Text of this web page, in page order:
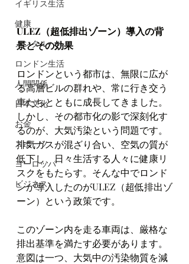
イギリス生活
健康
メンタルヘルス
ロンドン生活
人間関係
日本文化
お金
スポーツ
ヨーロッパ
ビジネス
ULEZ（超低排出ゾーン）導入の背
景とその効果
ロンドンという都市は、無限に広が
る高層ビルの群れや、常に行き交う
車たちとともに成長してきました。
しかし、その都市化の影で深刻化す
るのが、大気汚染という問題です。
排気ガスが混ざり合い、空気の質が
低下し、日々生活する人々に健康リ
スクをもたらす。そんな中でロンド
ンが導入したのがULEZ（超低排出ゾ
ーン）という政策です。
このゾーン内を走る車両は、厳格な
排出基準を満たす必要があります。
意図は一つ、大気中の汚染物質を減